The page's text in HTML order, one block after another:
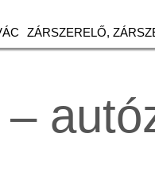
ZÁRSZERELŐ,